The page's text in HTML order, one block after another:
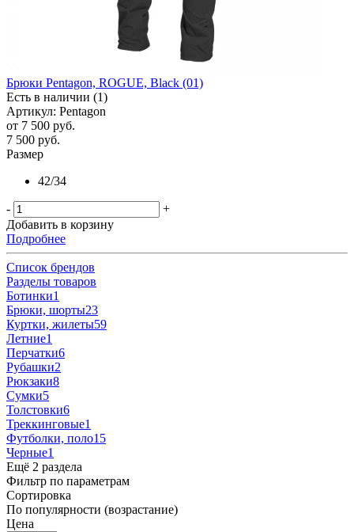
Брюки Pentagon, ROGUE, Black (01)
Есть в наличии (1)
Артикул: Pentagon
от 7 500 руб.
7 500 руб.
Размер
42/34
-
+
Добавить в корзину
Подробнее
Список брендов
Разделы товаров
Ботинки1
Брюки, шорты23
Куртки, жилеты59
Летние1
Перчатки6
Рубашки2
Рюкзаки8
Сумки5
Толстовки6
Треккинговые1
Футболки, поло15
Черные1
Ещё 2 раздела
Фильтр по параметрам
Сортировка
По популярности (возрастание)
Цена